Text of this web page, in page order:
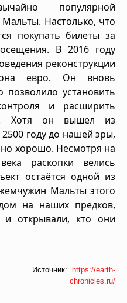
популярной
Настолько, что
покупать билеты за
В 2016 году
реконструкции
евро. Он вновь
позволило установить
и расширить
Хотя он вышел из
году до нашей эры,
хорошо. Несмотря на
раскопки велись
остаётся одной из
Мальты этого
на наших предков,
и открывали, кто они
Источник:
https://earth-
chronicles.ru/